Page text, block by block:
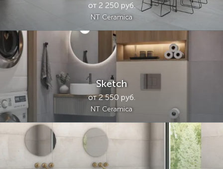
от 2 250 руб.
NT Ceramica
Sketch
от 2 550 руб.
NT Ceramica